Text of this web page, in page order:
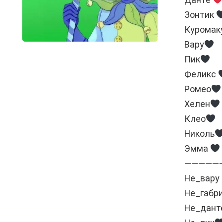
Зонтик
Вару
Пик
Феликс
Ромео
Хелен
Клео
Николь
Эмма
Не_вару